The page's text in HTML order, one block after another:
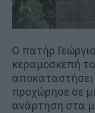
Ο πατήρ
κεραμοσκεπή
αποκαταστήσει
προχώρησε σε
ανάρτηση στα